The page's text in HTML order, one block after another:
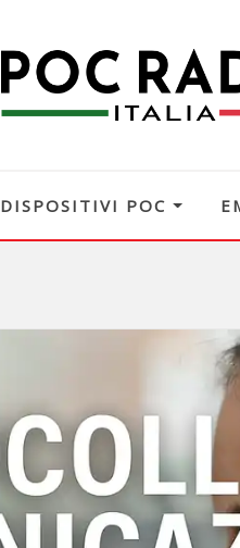
DISPOSITIVI POC